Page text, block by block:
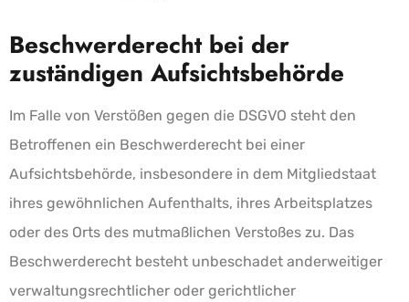
Beschwerde­recht bei der
zuständigen Aufsichts­behörde
Im Falle von Verstößen gegen die DSGVO steht den
Betroffenen ein Beschwerderecht bei einer
Aufsichtsbehörde, insbesondere in dem Mitgliedstaat
ihres gewöhnlichen Aufenthalts, ihres Arbeitsplatzes
oder des Orts des mutmaßlichen Verstoßes zu. Das
Beschwerderecht besteht unbeschadet anderweitiger
verwaltungsrechtlicher oder gerichtlicher